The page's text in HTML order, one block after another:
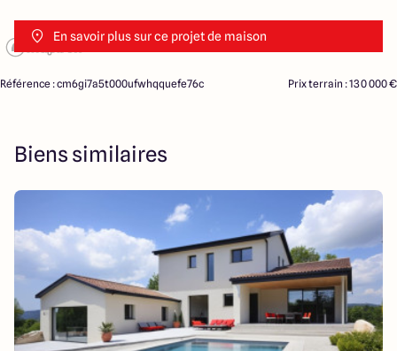
En savoir plus sur ce projet de maison
Référence : cm6gi7a5t000ufwhqquefe76c Prix terrain : 130 000 €
Biens similaires